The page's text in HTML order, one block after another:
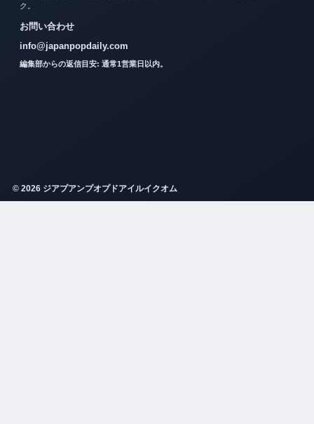
ク。
お問い合わせ
info@japanpopdaily.com
編集部からの返信目安: 通常1営業日以内。
© 2026 ジアプアンプオプドアイルイクオム